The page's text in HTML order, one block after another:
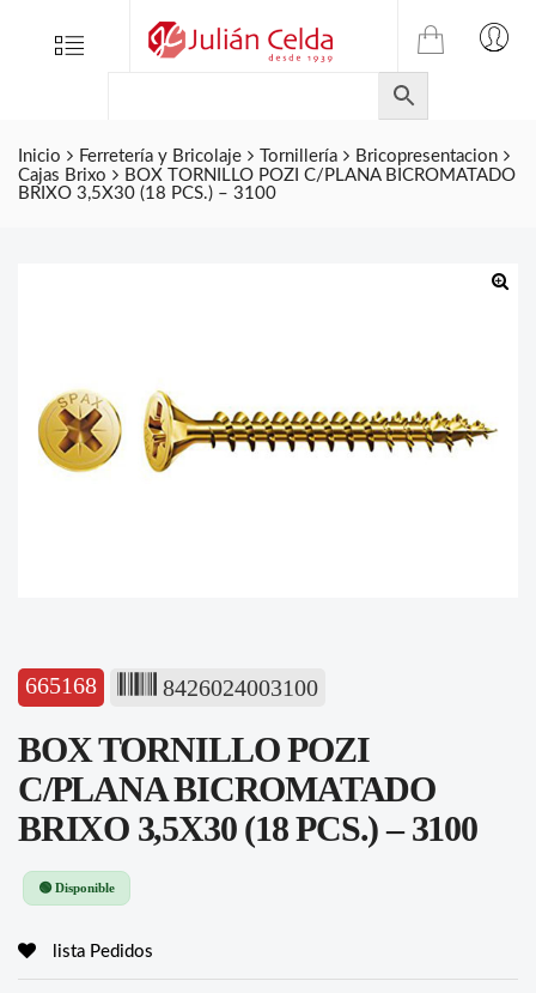
Menu
TIENDA
ONLINE
DE
JULIAN
CELDA
Inicio Ferretería y Bricolaje Tornillería
Bricopresentacion
Cajas Brixo
BOX TORNILLO POZI C/PLANA BICROMATADO
BRIXO 3,5X30 (18 PCS.) – 3100
665168 8426024003100
BOX TORNILLO POZI
C/PLANA BICROMATADO
BRIXO 3,5X30 (18 PCS.) – 3100
🟢 Disponible
lista Pedidos
Folletos
Contacto